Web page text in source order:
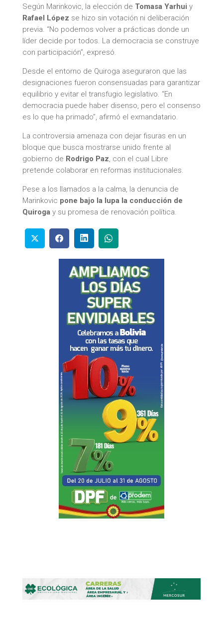
Según Marinkovic, la elección de Tomasa Yarhui y
Rafael López se hizo sin votación ni deliberación
previa. “No podemos volver a prácticas donde un
líder decide por todos. La democracia se construye
con participación”, expresó.
Desde el entorno de Quiroga aseguraron que las
designaciones fueron consensuadas para garantizar
equilibrio y evitar el transfugio legislativo. “En
democracia puede haber disenso, pero el consenso
es lo que ha primado”, afirmó el exmandatario.
La controversia amenaza con dejar fisuras en un
bloque que busca mostrarse unido frente al
gobierno de Rodrigo Paz, con el cual Libre
pretende colaborar en reformas institucionales.
Pese a los llamados a la calma, la denuncia de
Marinkovic pone bajo la lupa la conducción de
Quirogay su promesa de renovación política.